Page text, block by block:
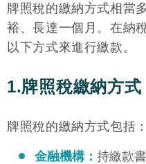
牌照稅的繳納方式相當
裕、長達一個月。在納
以下方式來進行繳款。
1.牌照稅繳納方式
牌照稅的繳納方式包括：
金融機構： 持繳款